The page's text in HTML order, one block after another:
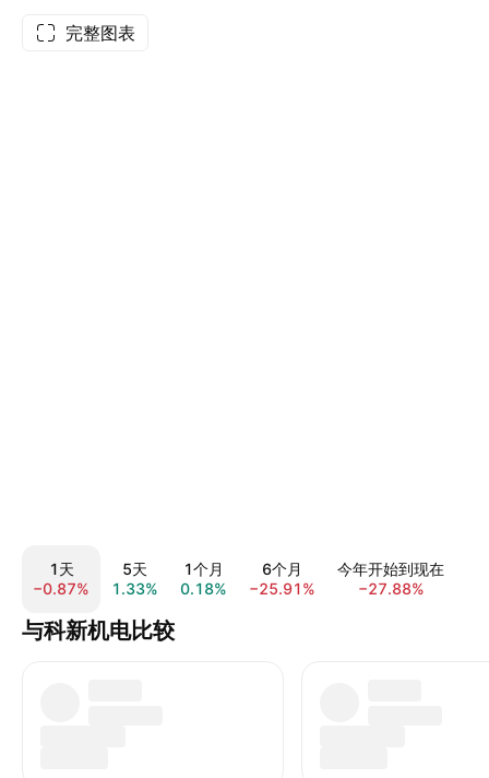
完整图表
1天
−0.87%
5天
1.33%
1个月
0.18%
6个月
−25.91%
今年开始到现在
−27.88%
与科新机电比较